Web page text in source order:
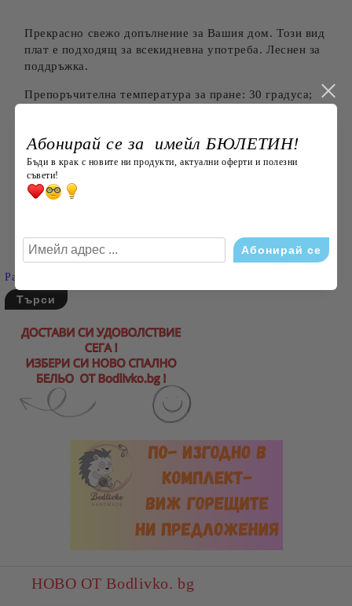
Прекрасно свежо допълнение за Вашия дом. Този вид
плат е подходящ за всекидневна употреба. Леснен за
поддръжка.
Препоръчителна температура за пране: 30 градуса;
БДС;
Търси
Разширено търсене
НОВО ОТ Bodlivko. bg
Абонирай се за имейл БЮЛЕТИН!
Бъди в крак с новите ни продукти, актуални оферти и полезни
съвети!